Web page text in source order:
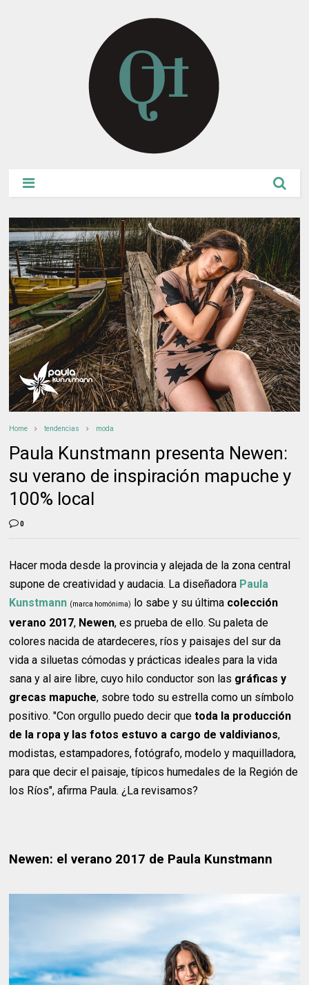
Home tendencias moda
Paula Kunstmann presenta Newen:
su verano de inspiración mapuche y
100% local
0
Hacer moda desde la provincia y alejada de la zona central
supone de creatividad y audacia. La diseñadora Paula
Kunstmann (marca homónima) lo sabe y su última colección
verano 2017, Newen, es prueba de ello. Su paleta de
colores nacida de atardeceres, ríos y paisajes del sur da
vida a siluetas cómodas y prácticas ideales para la vida
sana y al aire libre, cuyo hilo conductor son las gráficas y
grecas mapuche, sobre todo su estrella como un símbolo
positivo. "Con orgullo puedo decir quetoda la producción
de la ropa y las fotos estuvo a cargo de valdivianos,
modistas, estampadores, fotógrafo, modelo y maquilladora,
para que decir el paisaje, típicos humedales de la Región de
los Ríos", afirma Paula. ¿La revisamos?
Newen: el verano 2017 de Paula Kunstmann